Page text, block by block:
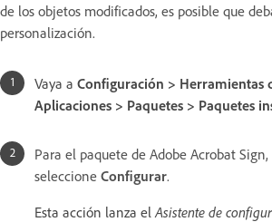
de los objetos modificados, es posible que
personalización.
Vaya a Configuración > Herramientas
Aplicaciones > Paquetes > Paquetes
Para el paquete de Adobe Acrobat Sign,
seleccione Configurar.
Esta acción lanza el Asistente de